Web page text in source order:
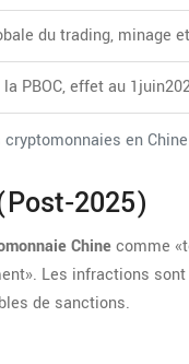
en
du trading, minage
PBOC, effet au
Chinecomme
Les infractions
de sanctions.